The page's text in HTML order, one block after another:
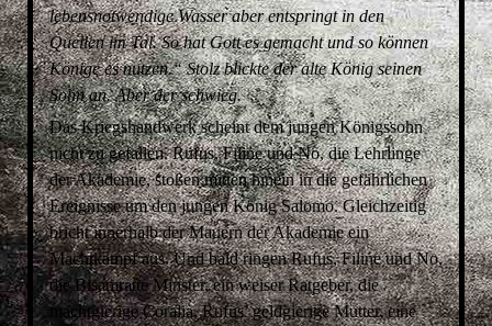
lebensnotwendige Wasser aber entspringt in den
Quellen im Tal. So hat Gott es gemacht und so können
Könige es nutzen.“ Stolz blickte der alte König seinen
Sohn an. Aber der schwieg.
Das Kriegshandwerk scheint dem jungen Königssohn
nicht zu gefallen. Rufus, Filine und No, die Lehrlinge
der Akademie, stoßen mitten hinein in die gefährlichen
Ereignisse um den jungen König Salomo. Gleichzeitig
bricht innerhalb der Mauern der Akademie ein
Machtkampf aus. Und bald ringen Rufus, Filine und No,
die Bisamratte Minster, ein weiser Ratgeber, die
machtgierige Coralia, Rufus’ geldgierige Mutter, eine